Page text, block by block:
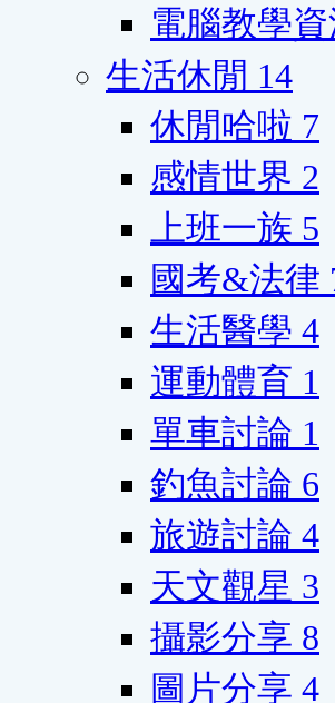
電腦教學
生活休閒 14
休閒哈啦 7
感情世界 2
上班一族 5
國考&法律
生活醫學 4
運動體育 1
單車討論 1
釣魚討論 6
旅遊討論 4
天文觀星 3
攝影分享 8
圖片分享 4